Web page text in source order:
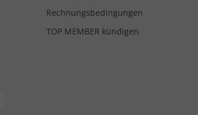
Rechnungsbedingungen
TOP MEMBER kündigen